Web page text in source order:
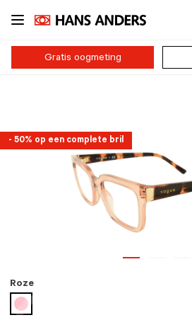
Ga
naar
inhoud
Gratis oogmeting
- 50% op een complete bril
Roze
geselecteerd